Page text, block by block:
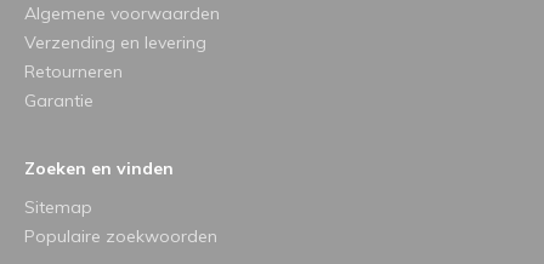
Algemene voorwaarden
Verzending en levering
Retourneren
Garantie
Zoeken en vinden
Sitemap
Populaire zoekwoorden